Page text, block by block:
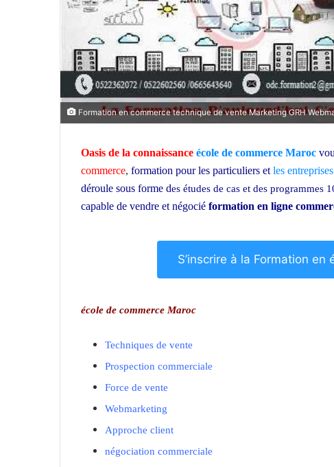
Formation en commerce technique de vente Marketing GRH
Oasis de la connaissance école de commerce Maroc
commerce, formation pour les particuliers et les entreprises
déroule sous forme des études de cas et des programmes
capable de vendre et négocié formation en ligne
S’inscrire à la Formation
école de commerce Maroc
Techniques de vente
Prospection commerciale
Force de vente
Webmarketing
Approche client
négociation commerciale